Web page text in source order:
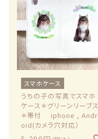
スマホケース
うちの子の写真でスマホ
ケース＊グリーンリーブス
＊帯付 iphone , Andr
oid(カメラ穴対応）